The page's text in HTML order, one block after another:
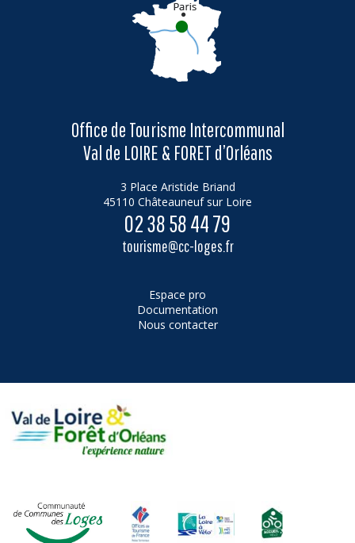
Office de Tourisme Intercommunal
Val de LOIRE & FORET d’Orléans
3 Place Aristide Briand
45110 Châteauneuf sur Loire
02 38 58 44 79
tourisme@cc-loges.fr
Espace pro
Documentation
Nous contacter